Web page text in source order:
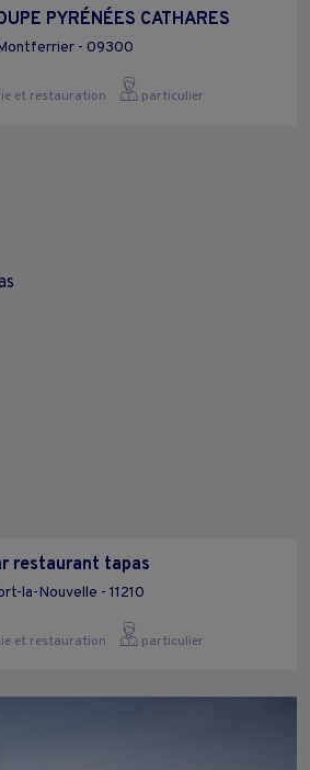
PYRÉNÉES CATHARES
- 09300
et restauration particulier
restaurant tapas
la-Nouvelle - 11210
et restauration particulier